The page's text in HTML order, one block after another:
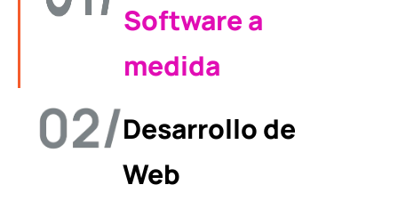
Software a
medida
Desarrollo de
Web